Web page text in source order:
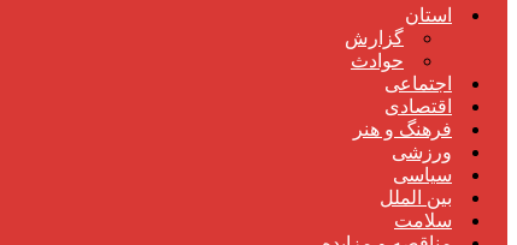
استان
گزارش
حوادث
اجتماعی
اقتصادی
فرهنگ و هنر
ورزشی
سیاسی
بین الملل
سلامت